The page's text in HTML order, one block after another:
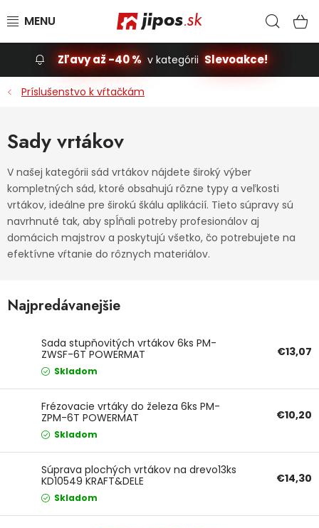
Slevoakce
Záhrada
Príslušenstvo pre automobily
Domácnosť
Ochranné pracovné pomôcky
Vianoce
Fotovoltaika
Značky
Zľavy až -40 % v kategórii Slevoakce!
Príslušenstvo k vŕtačkám
Sady vrtákov
V našej kategórii sád vrtákov nájdete široký výber
kompletných sád, ktoré obsahujú rôzne typy a veľkosti
vrtákov, ideálne pre širokú škálu aplikácií. Tieto súpravy sú
navrhnuté tak, aby spĺňali potreby profesionálov aj
domácich majstrov a poskytujú všetko, čo potrebujete na
efektívne vŕtanie do rôznych materiálov.
Najpredávanejšie
Sada stupňovitých vrtákov 6ks PM-
ZWSF-6T POWERMAT
€13,07
Skladom
Frézovacie vrtáky do železa 6ks PM-
ZPM-6T POWERMAT
€10,20
Skladom
Súprava plochých vrtákov na drevo13ks
KD10549 KRAFT&DELE
€14,30
Skladom